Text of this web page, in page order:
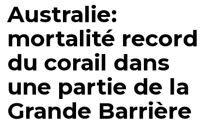
Australie:
mortalité record
du corail dans
une partie de la
Grande Barrière